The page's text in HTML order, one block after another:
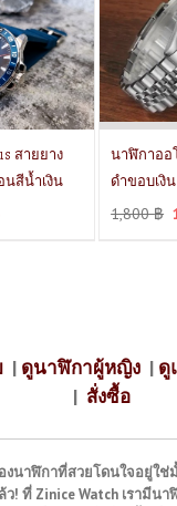
สายยาง
นสีน้ำเงิน
นาฬิกาออ
ดำขอบเงิ
1,800฿
| ดูนาฬิกาผู้หญิง | ดู
| สั่งซื้อ
งนาฬิกาที่สวยโดนใจอยู่ใ
! ที่ Zinice Watch เรามีน